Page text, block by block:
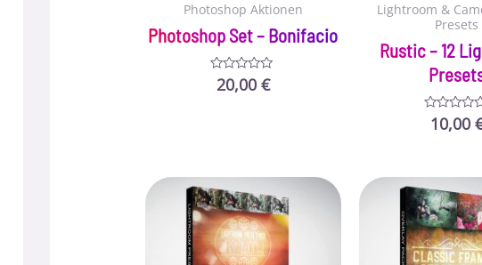
Photoshop Aktionen
Photoshop Set – Bonifacio
Bewertet
mit
20,00 €
Lightroom &
Presets
Rustic – 12
Bewertet
mit
10,00